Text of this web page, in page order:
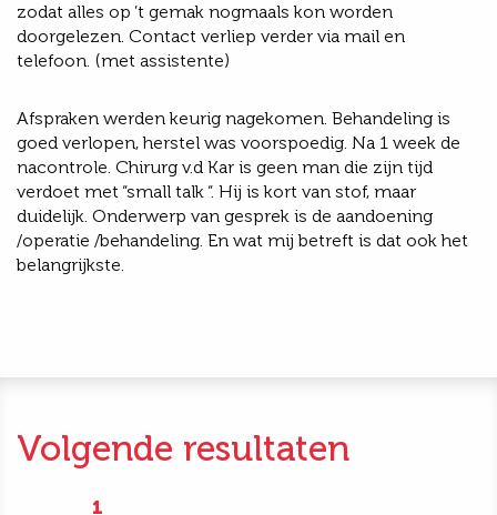
zodat alles op ’t gemak nogmaals kon worden
doorgelezen. Contact verliep verder via mail en
telefoon. (met assistente)
Afspraken werden keurig nagekomen. Behandeling is
goed verlopen, herstel was voorspoedig. Na 1 week de
nacontrole. Chirurg v.d Kar is geen man die zijn tijd
verdoet met “small talk “. Hij is kort van stof, maar
duidelijk. Onderwerp van gesprek is de aandoening
/operatie /behandeling. En wat mij betreft is dat ook het
belangrijkste.
Volgende resultaten
1